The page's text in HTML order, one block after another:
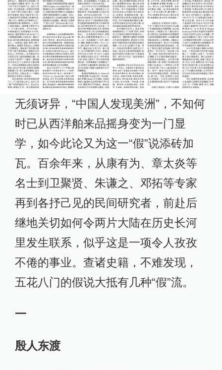
无须讶异，“中国人发现美洲”，不知何
时已从西洋舶来品摇身变为一门显
学，如今此论又为这一“假”说添砖加
瓦。百余年来，从康有为、章太炎等
名士到卫聚贤、朱谦之、邓拓等专家
再到各抒己见的民间研究者，前赴后
继地关切如何令两片大陆在历史长河
里发生联系，似乎这是一项令人孜孜
不倦的事业。查诸史籍，不难发现，
五花八门的假说大抵有几种“假”流。
一
殷人东渡